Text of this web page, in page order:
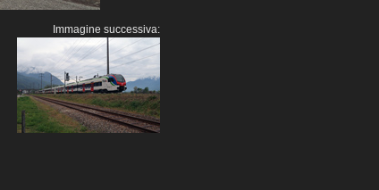
Immagine successiva: